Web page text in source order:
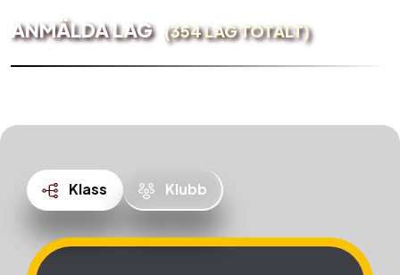
ANMÄLDA LAG (354 LAG TOTALT)
Klass Klubb